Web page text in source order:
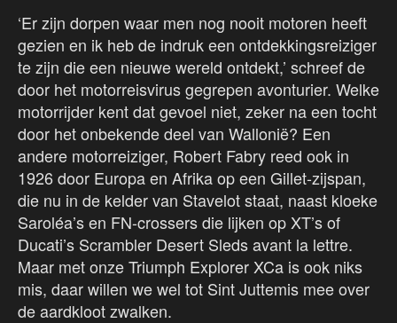
‘Er zijn dorpen waar men nog nooit motoren heeft
gezien en ik heb de indruk een ontdekkingsreiziger
te zijn die een nieuwe wereld ontdekt,’ schreef de
door het motorreisvirus gegrepen avonturier. Welke
motorrijder kent dat gevoel niet, zeker na een tocht
door het onbekende deel van Wallonië? Een
andere motorreiziger, Robert Fabry reed ook in
1926 door Europa en Afrika op een Gillet-zijspan,
die nu in de kelder van Stavelot staat, naast kloeke
Saroléa’s en FN-crossers die lijken op XT’s of
Ducati’s Scrambler Desert Sleds avant la lettre.
Maar met onze Triumph Explorer XCa is ook niks
mis, daar willen we wel tot Sint Juttemis mee over
de aardkloot zwalken.